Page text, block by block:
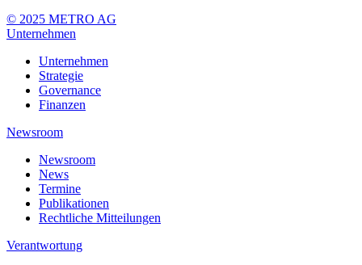
© 2025 METRO AG
Unternehmen
Unternehmen
Strategie
Governance
Finanzen
Newsroom
Newsroom
News
Termine
Publikationen
Rechtliche Mitteilungen
Verantwortung